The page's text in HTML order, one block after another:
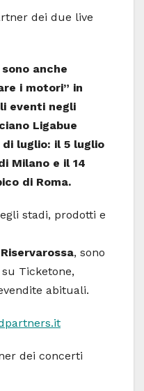
dei due live
anche
i motori” in
eventi negli
Ligabue
luglio: il 5 luglio
Milano e il 14
di Roma.
stadi, prodotti e
Riservarossa, sono
Ticketone,
abituali.
dei concerti